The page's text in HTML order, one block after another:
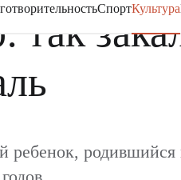
СпортКультура
родившийся